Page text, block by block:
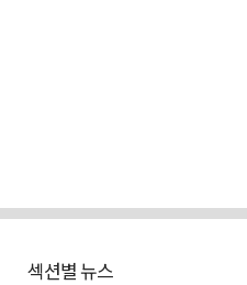
섹션별 뉴스